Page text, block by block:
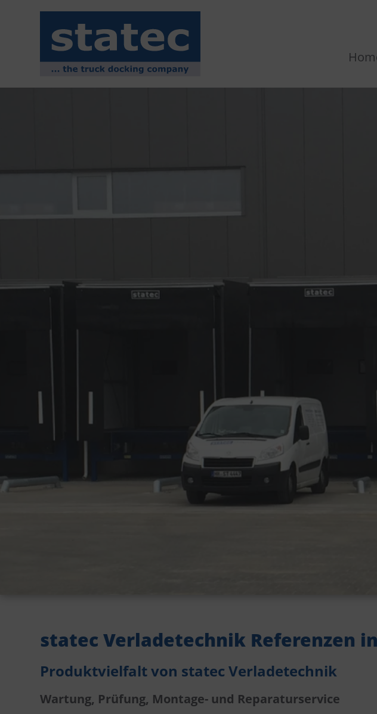
statec Verladetechnik Referenzen
Produktvielfalt von statec Verladetechnik
Wartung, Prüfung, Montage- und Reparaturservice